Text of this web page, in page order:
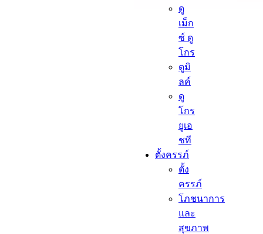
ดู
เม็ก
ซ์ ดู
โกร
ดูมิ
ลค์
ดู
โกร
ยูเอ
ชที
ตั้งครรภ์​
ตั้ง
ครรภ์​
โภชนาการ
และ
สุขภาพ